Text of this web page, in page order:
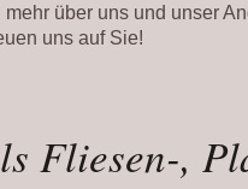
mehr über uns und unser
uns auf Sie!
Fliesen-,